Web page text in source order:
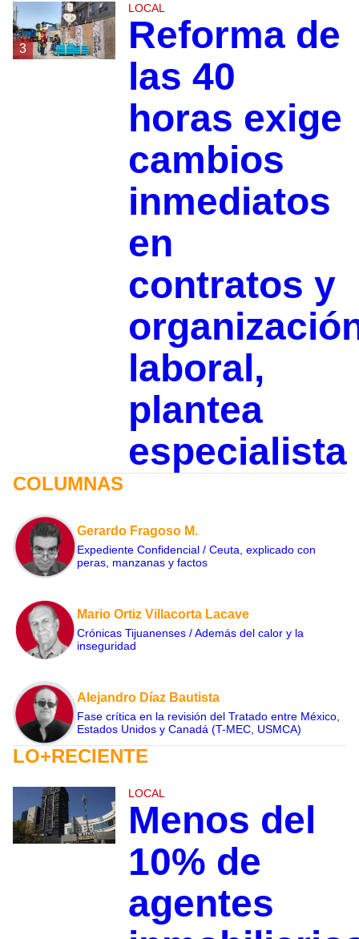
3
LOCAL
Reforma de
las 40
horas exige
cambios
inmediatos
en
contratos y
laboral,
plantea
especialista
COLUMNAS
Gerardo Fragoso M.
Expediente Confidencial / Ceuta, explicado con
peras, manzanas y factos
Mario Ortiz Villacorta Lacave
Crónicas Tijuanenses / Además del calor y la
inseguridad
Alejandro Díaz Bautista
Fase crítica en la revisión del Tratado entre México,
Estados Unidos y Canadá (T-MEC, USMCA)
LO+RECIENTE
LOCAL
Menos del
10% de
agentes